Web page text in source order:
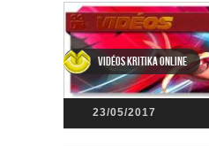
Vidéos Kritika Online
23/05/2017